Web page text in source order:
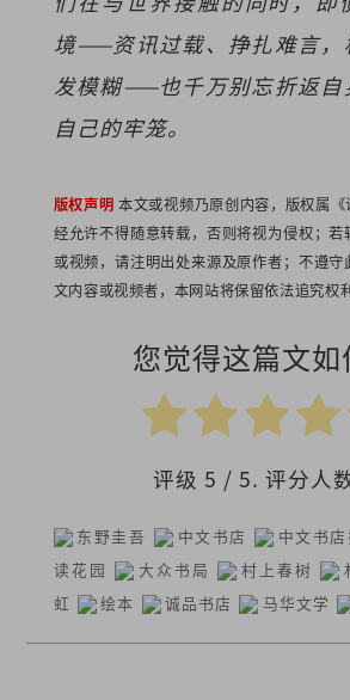
境——资讯过载、挣扎难言，
发模糊——也千万别忘折返自
自己的牢笼。
版权声明 本文或视频乃原创内容，版权属
经允许不得随意转载，否则将视为侵权；
或视频，请注明出处来源及原作者；不遵
文内容或视频者，本网站将保留依法追究权利
您觉得这篇文如
评级 5 / 5. 评分人
东野圭吾 中文书店 中文书
读花园
大众书局 村上春树
虹
绘本 诚品书店 马华文学